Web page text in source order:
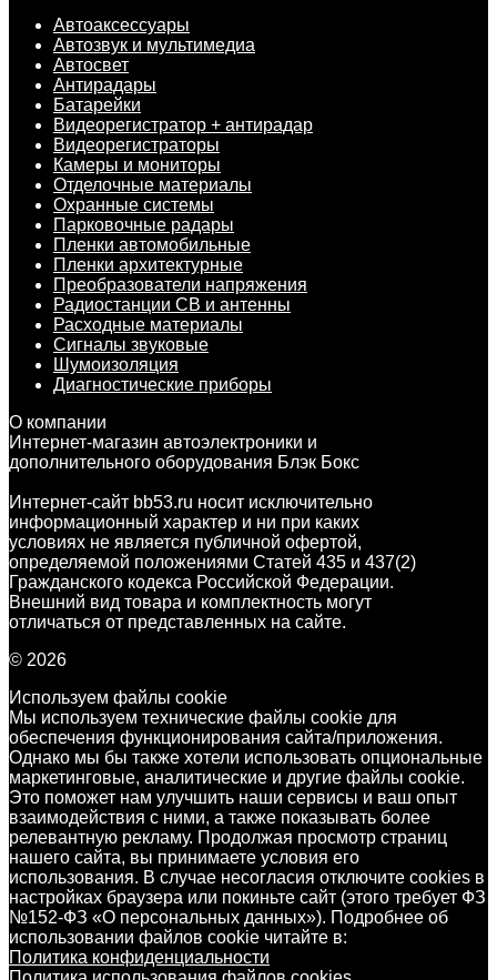
Автоаксессуары
Автозвук и мультимедиа
Автосвет
Антирадары
Батарейки
Видеорегистратор + антирадар
Видеорегистраторы
Камеры и мониторы
Отделочные материалы
Охранные системы
Парковочные радары
Пленки автомобильные
Пленки архитектурные
Преобразователи напряжения
Радиостанции CB и антенны
Расходные материалы
Сигналы звуковые
Шумоизоляция
Диагностические приборы
О компании
Интернет-магазин автоэлектроники и
дополнительного оборудования Блэк Бокс
Интернет-сайт bb53.ru носит исключительно
информационный характер и ни при каких
условиях не является публичной офертой,
определяемой положениями Статей 435 и 437(2)
Гражданского кодекса Российской Федерации.
Внешний вид товара и комплектность могут
отличаться от представленных на сайте.
© 2026
Используем файлы cookie
Мы используем технические файлы cookie для
обеспечения функционирования сайта/приложения.
Однако мы бы также хотели использовать опциональные
маркетинговые, аналитические и другие файлы cookie.
Это поможет нам улучшить наши сервисы и ваш опыт
взаимодействия с ними, а также показывать более
релевантную рекламу. Продолжая просмотр страниц
нашего сайта, вы принимаете условия его
использования. В случае несогласия отключите cookies в
настройках браузера или покиньте сайт (этого требует ФЗ
№152-ФЗ «О персональных данных»). Подробнее об
использовании файлов cookie читайте в:
Политика конфиденциальности